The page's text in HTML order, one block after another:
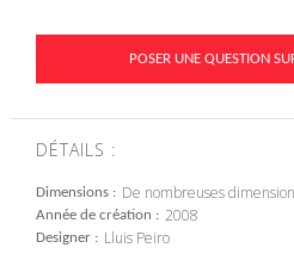
POSER UNE QUESTION
DÉTAILS :
Dimensions De nombreuses
Année de création 2008
Designer Lluis Peiro